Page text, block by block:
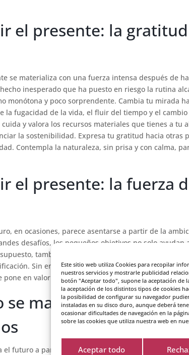
Este sitio web utiliza Cookies para recopilar
nuestros servicios y mostrarle publicidad
botón "Aceptar todo", supone la aceptación de
la aceptación de los distintos tipos de cookies
la posibilidad de configurar su navegador
instaladas en su disco duro, aunque deberá
ocasionar dificultades de navegación en la
sobre las cookies que utiliza nuestra web en
Aceptar todo
el presente: la
se materializa con una fuerza intensa después de
inesperado que ha puesto en riesgo la rutina
monótona y poco sorprendente. Cambia tu mirada
la fugacidad de la vida, el fluir del tiempo y el
y valora los recursos materiales que tienes a tu
la sostenibilidad. Expresa tu gratitud hacia otras
Contempla la naturaleza, sin prisa y con calma,
el presente: la fuerza
en ocasiones, parece asentarse a partir de la
desafíos, los pequeños objetivos no solo
también hay espacio para los proyectos
Sin embargo, como el tiempo y la energía no
en valor otros logros más sencillos.
se materializa incluso
el futuro a partir del presente, puedes impacientarte